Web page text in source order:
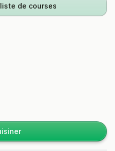
de courses